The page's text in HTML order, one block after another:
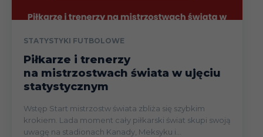
STATYSTYKI FUTBOLOWE
Piłkarze i trenerzy
na mistrzostwach świata w ujęciu
statystycznym
Wstęp Start mistrzostw świata zbliża się szybkim
krokiem. Lada moment cały piłkarski świat skupi swoją
uwagę na stadionach Kanady, Meksyku i...